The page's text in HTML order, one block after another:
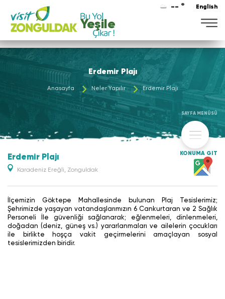
-- ° English
Yeşile
Erdemir Plajı
Anasayfa Neler Yapılır Erdemir Plajı
SAYFA MENÜSÜ
Erdemir Plajı
Karadeniz Ereğli, Zonguldak
KONUMA GİT
İlçemizin Göktepe Mahallesinde bulunan Plaj Tesislerimiz;
Şehrimizde yaşayan vatandaşlarımızın 6 Cankurtaran ve 2 Sağlık
Personeli İle güvenliği sağlanarak; eğlenmeleri, dinlenmeleri,
doğadan (deniz, güneş vs.) yararlanmaları ve ailelerin çocukları
ile birlikte hoşça vakit geçirmelerini amaçlayan sosyal
tesislerimizden biridir.